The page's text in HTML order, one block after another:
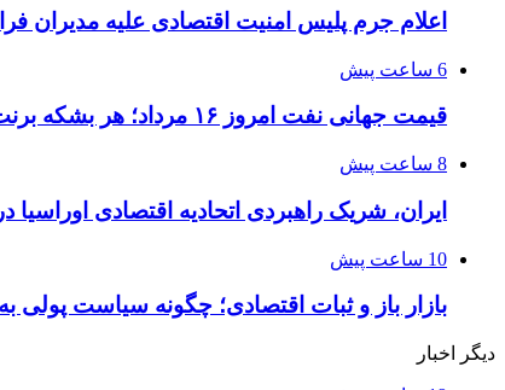
اعلام جرم پلیس امنیت اقتصادی علیه مدیران
6 ساعت پیش
قیمت جهانی نفت امروز ۱۶ مرداد؛ هر بشکه برنت ۸۳ دلار و ۲۹ سنت
8 ساعت پیش
ایران، شریک راهبردی اتحادیه اقتصادی
10 ساعت پیش
بازار باز و ثبات اقتصادی؛ چگونه سیاست
دیگر اخبار